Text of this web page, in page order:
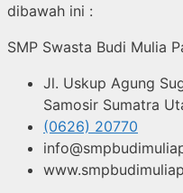
dibawah ini :
SMP Swasta Budi Mulia
Jl. Uskup Agung
Samosir Sumatra
(0626) 20770